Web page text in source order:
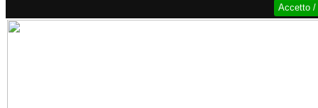
Accetto /